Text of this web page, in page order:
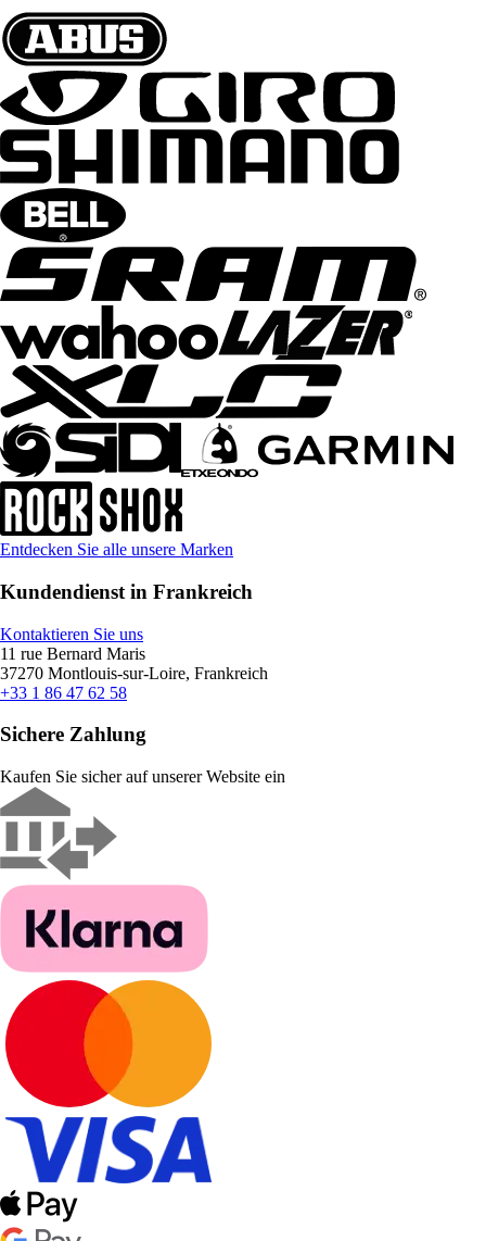
Entdecken Sie alle unsere Marken
Kundendienst in Frankreich
Kontaktieren Sie uns
11 rue Bernard Maris
37270 Montlouis-sur-Loire, Frankreich
+33 1 86 47 62 58
Sichere Zahlung
Kaufen Sie sicher auf unserer Website ein